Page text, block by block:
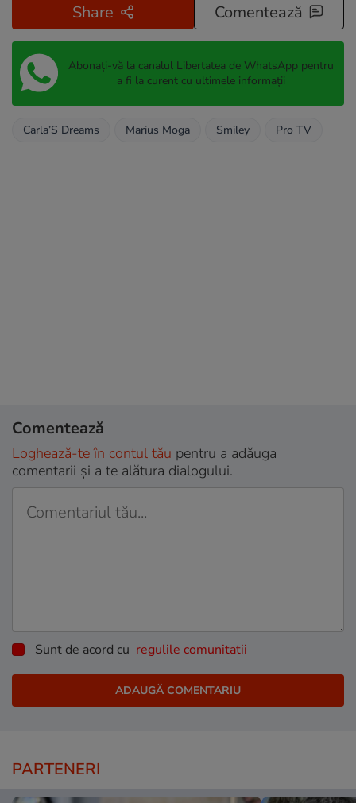
Share Comentează
Abonați-vă la canalul Libertatea de WhatsApp pentru
a fi la curent cu ultimele informații
Carla’S Dreams Marius Moga Smiley Pro TV
Comentează
Loghează-te în contul tău pentru a adăuga
comentarii și a te alătura dialogului.
Sunt de acord cu regulile comunitatii
PARTENERI